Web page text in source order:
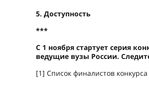
5. Доступность
***
С 1 ноября стартует серия
ведущие вузы России.
[1] Список финалистов